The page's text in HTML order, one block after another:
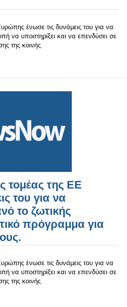
ένωσε τις δυνάμεις του για να
να υποστηρίξει και να επενδύσει σε
της κοινής
τομέας της ΕΕ
του για να
το ζωτικής
πρόγραμμα για
ένωσε τις δυνάμεις του για να
να υποστηρίξει και να επενδύσει σε
της κοινής